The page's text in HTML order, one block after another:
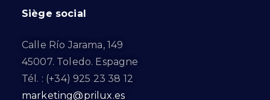
Siège social
Calle Río Jarama, 149
45007. Toledo. Espagne
Tél. : (+34) 925 23 38 12
marketing@prilux.es